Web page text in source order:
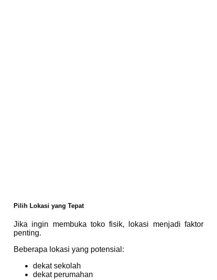
Pilih Lokasi yang Tepat
Jika ingin membuka toko fisik, lokasi menjadi faktor
penting.
Beberapa lokasi yang potensial:
dekat sekolah
dekat perumahan